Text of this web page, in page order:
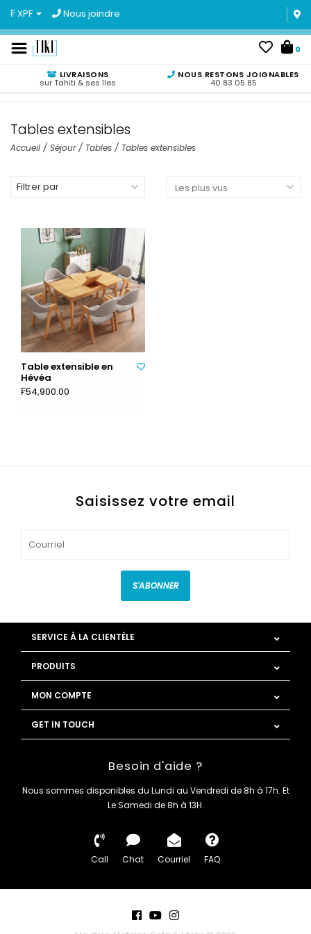
₣ XPF Nous joindre
0
LIVRAISONS
sur Tahiti & ses îles
NOUS RESTONS JOIGNABLES
40 83 05 85
Tables extensibles
Accueil / Séjour/ Tables / Tables extensibles
Filtrer par
Table extensible en
Hévéa
₣54,900.00
Saisissez votre email
S'ABONNER
SERVICE À LA CLIENTÈLE
PRODUITS
MON COMPTE
GET IN TOUCH
Besoin d'aide ?
Nous sommes disponibles du Lundi au Vendredi de 8h à 17h. Et
Le Samedi de 8h à 13H.
Call Chat Courriel FAQ